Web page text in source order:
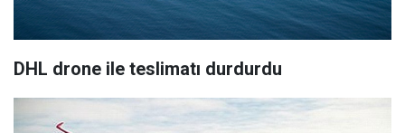
DHL drone ile teslimatı durdurdu